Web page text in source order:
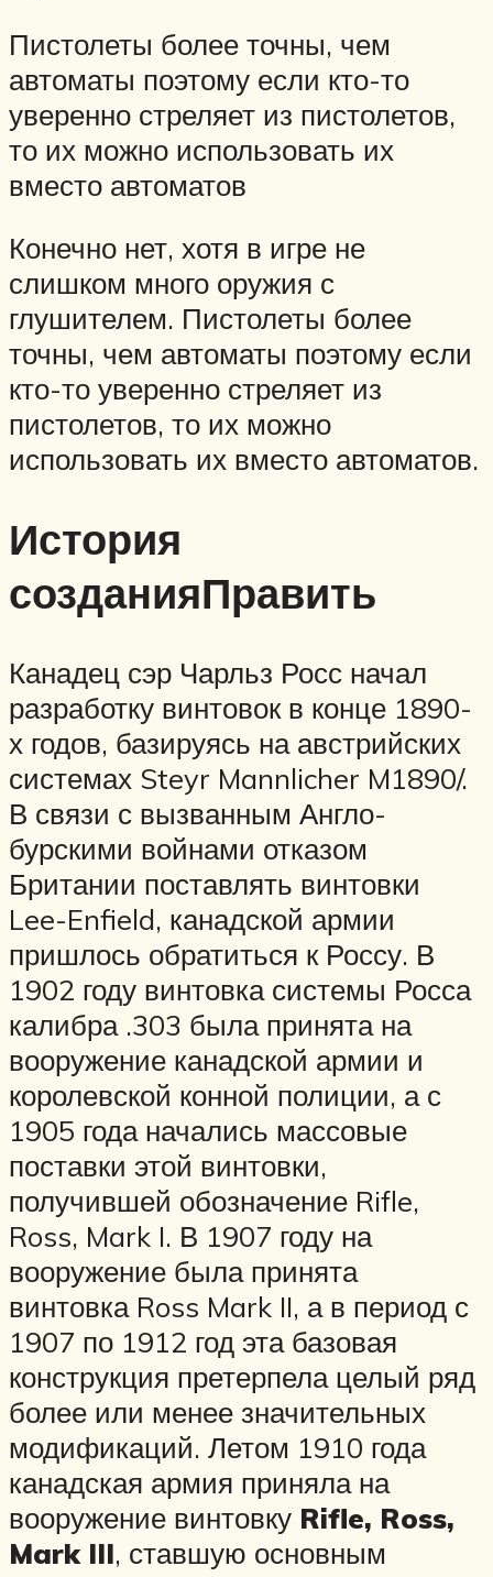
Пистолеты более точны, чем
автоматы поэтому если кто-то
уверенно стреляет из пистолетов,
то их можно использовать их
вместо автоматов
Конечно нет, хотя в игре не
слишком много оружия с
глушителем. Пистолеты более
точны, чем автоматы поэтому если
кто-то уверенно стреляет из
пистолетов, то их можно
использовать их вместо автоматов.
История
созданияПравить
Канадец сэр Чарльз Росс начал
разработку винтовок в конце 1890-
х годов, базируясь на австрийских
системах Steyr Mannlicher M1890/.
В связи с вызванным Англо-
бурскими войнами отказом
Британии поставлять винтовки
Lee-Enfield, канадской армии
пришлось обратиться к Россу. В
1902 году винтовка системы Росса
калибра .303 была принята на
вооружение канадской армии и
королевской конной полиции, а с
1905 года начались массовые
поставки этой винтовки,
получившей обозначение Rifle,
Ross, Mark I. В 1907 году на
вооружение была принята
винтовка Ross Mark II, а в период с
1907 по 1912 год эта базовая
конструкция претерпела целый ряд
более или менее значительных
модификаций. Летом 1910 года
канадская армия приняла на
вооружение винтовку Rifle, Ross,
Mark III, ставшую основным